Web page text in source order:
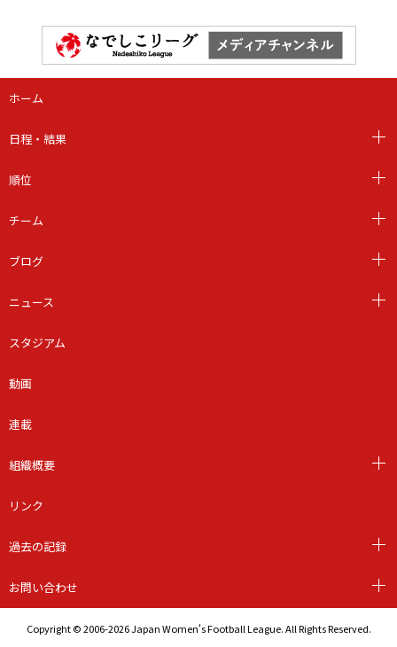
ホーム
日程・結果
順位
チーム
ブログ
ニュース
スタジアム
動画
連載
組織概要
リンク
過去の記録
お問い合わせ
Copyright © 2006-2026 Japan Women's Football League. All Rights Reserved.